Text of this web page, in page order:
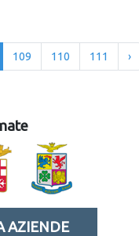
109 110 111 ›
AZIENDE